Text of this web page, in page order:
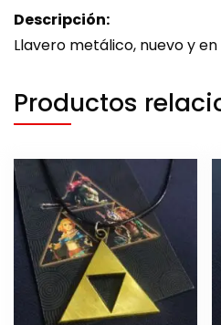
Descripción:
Llavero metálico, nuevo y
Productos